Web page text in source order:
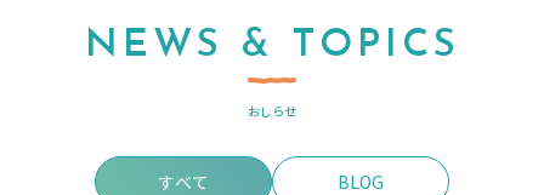
NEWS & TOPICS
おしらせ
すべて BLOG